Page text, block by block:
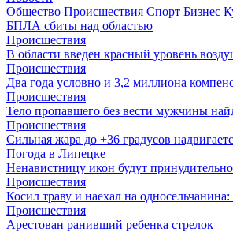
Общество Происшествия Спорт Бизнес
БПЛА сбиты над областью
Происшествия
В области введен красный уровень
Происшествия
Два года условно и 3,2 миллиона
Происшествия
Тело пропавшего без вести мужчины
Происшествия
Сильная жара до +36 градусов
Погода в Липецке
Ненавистницу икон будут
Происшествия
Косил траву и наехал на
Происшествия
Арестован ранивший ребенка стрелок